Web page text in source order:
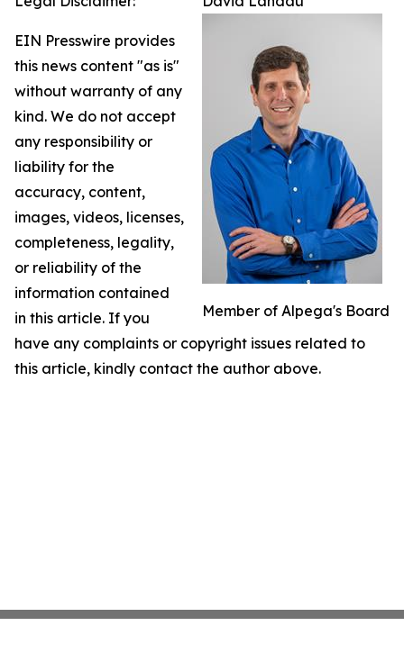
Member of Alpega's Board
EIN Presswire provides
this news content "as is"
without warranty of any
kind. We do not accept
any responsibility or
liability for the
accuracy, content,
images, videos, licenses,
completeness, legality,
or reliability of the
information contained
in this article. If you
have any complaints or copyright issues related to
this article, kindly contact the author above.